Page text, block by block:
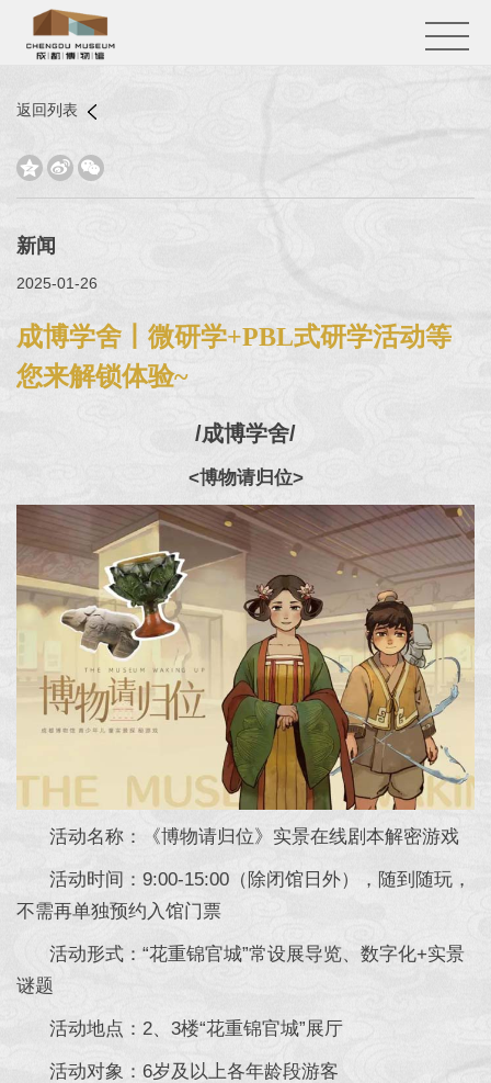
返回列表
  
新闻
2025-01-26
成博学舍丨微研学+PBL式研学活动等
您来解锁体验~
/成博学舍/
<博物请归位>
活动名称：《博物请归位》实景在线剧本解密游戏
活动时间：9:00-15:00（除闭馆日外），随到随玩，
不需再单独预约入馆门票
活动形式：“花重锦官城”常设展导览、数字化+实景
谜题
活动地点：2、3楼“花重锦官城”展厅
活动对象：6岁及以上各年龄段游客